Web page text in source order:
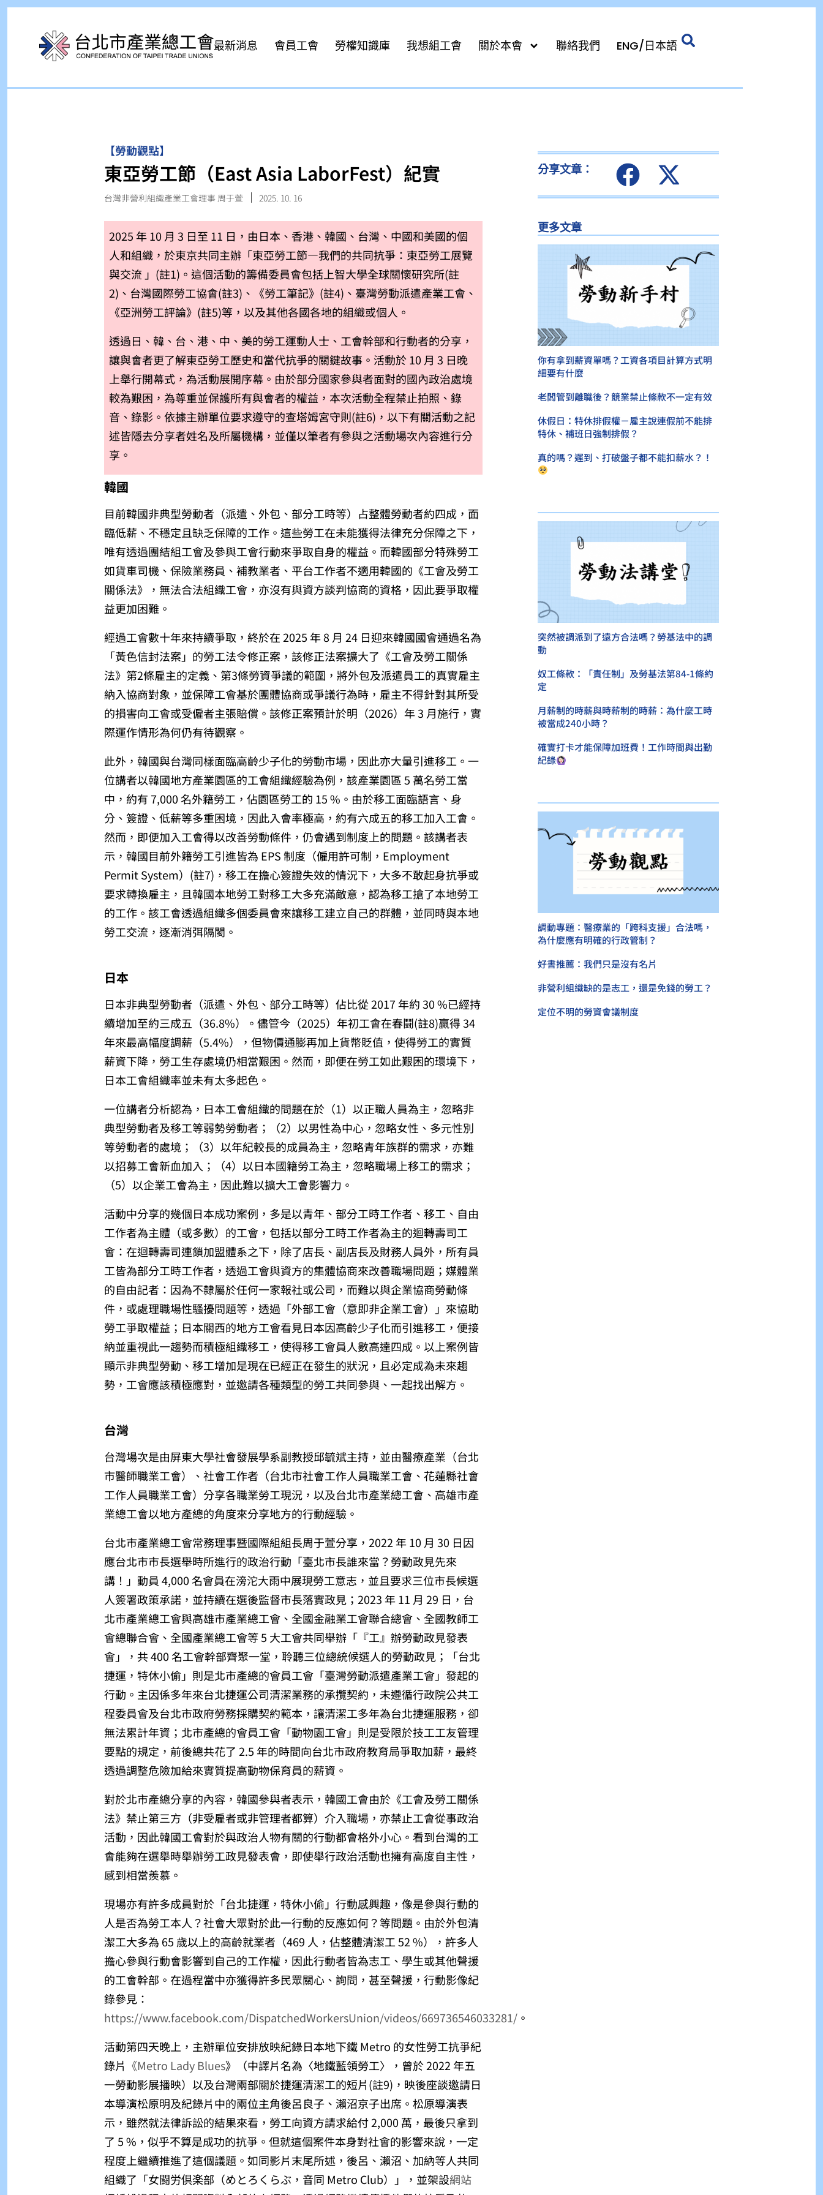
最新消息 會員工會 勞權知識庫 我想組工會 關於本會 聯絡我們 ENG/日本語
【勞動觀點】
東亞勞工節（East Asia LaborFest）紀實
台灣非營利組織產業工會理事 周于萱 2025. 10. 16
2025 年 10 月 3 日至 11 日，由日本、香港、韓國、台灣、中國和美國的個
人和組織，於東京共同主辦「東亞勞工節—我們的共同抗爭：東亞勞工展覽
與交流 」(註1) 。這個活動的籌備委員會包括上智大學全球關懷研究所(註
2) 、台灣國際勞工協會(註3) 、《勞工筆記》(註4) 、臺灣勞動派遣產業工會、
《亞洲勞工評論》(註5)等，以及其他各國各地的組織或個人。
透過日、韓、台、港、中、美的勞工運動人士、工會幹部和行動者的分享，
讓與會者更了解東亞勞工歷史和當代抗爭的關鍵故事。活動於 10 月 3 日晚
上舉行開幕式，為活動展開序幕。由於部分國家參與者面對的國內政治處境
較為艱困，為尊重並保護所有與會者的權益，本次活動全程禁止拍照、錄
音、錄影。依據主辦單位要求遵守的查塔姆宮守則(註6) ，以下有關活動之記
述皆隱去分享者姓名及所屬機構，並僅以筆者有參與之活動場次內容進行分
享。
韓國
目前韓國非典型勞動者（派遣、外包、部分工時等）占整體勞動者約四成，面
臨低薪、不穩定且缺乏保障的工作。這些勞工在未能獲得法律充分保障之下，
唯有透過團結組工會及參與工會行動來爭取自身的權益。而韓國部分特殊勞工
如貨車司機、保險業務員、補教業者、平台工作者不適用韓國的《工會及勞工
關係法》，無法合法組織工會，亦沒有與資方談判協商的資格，因此要爭取權
益更加困難。
經過工會數十年來持續爭取，終於在 2025 年 8 月 24 日迎來韓國國會通過名為
「黃色信封法案」的勞工法令修正案，該修正法案擴大了《工會及勞工關係
法》第2條雇主的定義、第3條勞資爭議的範圍，將外包及派遣員工的真實雇主
納入協商對象，並保障工會基於團體協商或爭議行為時，雇主不得針對其所受
的損害向工會或受僱者主張賠償。該修正案預計於明（2026）年 3 月施行，實
際運作情形為何仍有待觀察。
此外，韓國與台灣同樣面臨高齡少子化的勞動市場，因此亦大量引進移工。一
位講者以韓國地方產業園區的工會組織經驗為例，該產業園區 5 萬名勞工當
中，約有 7,000 名外籍勞工，佔園區勞工的 15 %。由於移工面臨語言、身
分、簽證、低薪等多重困境，因此入會率極高，約有六成五的移工加入工會。
然而，即便加入工會得以改善勞動條件，仍會遇到制度上的問題。該講者表
示，韓國目前外籍勞工引進皆為 EPS 制度（僱用許可制，Employment
Permit System）(註7) ，移工在擔心簽證失效的情況下，大多不敢起身抗爭或
要求轉換雇主，且韓國本地勞工對移工大多充滿敵意，認為移工搶了本地勞工
的工作。該工會透過組織多個委員會來讓移工建立自己的群體，並同時與本地
勞工交流，逐漸消弭隔閡。
日本
日本非典型勞動者（派遣、外包、部分工時等）佔比從 2017 年約 30 %已經持
續增加至約三成五（36.8%）。儘管今（2025）年初工會在春鬪(註8)贏得 34
年來最高幅度調薪（5.4%），但物價通膨再加上貨幣貶值，使得勞工的實質
薪資下降，勞工生存處境仍相當艱困。然而，即便在勞工如此艱困的環境下，
日本工會組織率並未有太多起色。
一位講者分析認為，日本工會組織的問題在於（1）以正職人員為主，忽略非
典型勞動者及移工等弱勢勞動者；（2）以男性為中心，忽略女性、多元性別
等勞動者的處境；（3）以年紀較長的成員為主，忽略青年族群的需求，亦難
以招募工會新血加入；（4）以日本國籍勞工為主，忽略職場上移工的需求；
（5）以企業工會為主，因此難以擴大工會影響力。
活動中分享的幾個日本成功案例，多是以青年、部分工時工作者、移工、自由
工作者為主體（或多數）的工會，包括以部分工時工作者為主的迴轉壽司工
會：在迴轉壽司連鎖加盟體系之下，除了店長、副店長及財務人員外，所有員
工皆為部分工時工作者，透過工會與資方的集體協商來改善職場問題；媒體業
的自由記者：因為不隸屬於任何一家報社或公司，而難以與企業協商勞動條
件，或處理職場性騷擾問題等，透過「外部工會（意即非企業工會）」來協助
勞工爭取權益；日本關西的地方工會看見日本因高齡少子化而引進移工，便接
納並重視此一趨勢而積極組織移工，使得移工會員人數高達四成。以上案例皆
顯示非典型勞動、移工增加是現在已經正在發生的狀況，且必定成為未來趨
勢，工會應該積極應對，並邀請各種類型的勞工共同參與、一起找出解方。
台灣
台灣場次是由屏東大學社會發展學系副教授邱毓斌主持，並由醫療產業（台北
市醫師職業工會）、社會工作者（台北市社會工作人員職業工會、花蓮縣社會
工作人員職業工會）分享各職業勞工現況，以及台北市產業總工會、高雄市產
業總工會以地方產總的角度來分享地方的行動經驗。
台北市產業總工會常務理事暨國際組組長周于萱分享，2022 年 10 月 30 日因
應台北市市長選舉時所進行的政治行動「臺北市長誰來當？勞動政見先來
講！」動員 4,000 名會員在滂沱大雨中展現勞工意志，並且要求三位市長候選
人簽署政策承諾，並持續在選後監督市長落實政見；2023 年 11 月 29 日，台
北市產業總工會與高雄市產業總工會、全國金融業工會聯合總會、全國教師工
會總聯合會、全國產業總工會等 5 大工會共同舉辦「『工』辦勞動政見發表
會」，共 400 名工會幹部齊聚一堂，聆聽三位總統候選人的勞動政見；「台北
捷運，特休小偷」則是北市產總的會員工會「臺灣勞動派遣產業工會」發起的
行動。主因係多年來台北捷運公司清潔業務的承攬契約，未遵循行政院公共工
程委員會及台北市政府勞務採購契約範本，讓清潔工多年為台北捷運服務，卻
無法累計年資；北市產總的會員工會「動物園工會」則是受限於技工工友管理
要點的規定，前後總共花了 2.5 年的時間向台北市政府教育局爭取加薪，最終
透過調整危險加給來實質提高動物保育員的薪資。
對於北市產總分享的內容，韓國參與者表示，韓國工會由於《工會及勞工關係
法》禁止第三方（非受雇者或非管理者都算）介入職場，亦禁止工會從事政治
活動，因此韓國工會對於與政治人物有關的行動都會格外小心。看到台灣的工
會能夠在選舉時舉辦勞工政見發表會，即使舉行政治活動也擁有高度自主性，
感到相當羨慕。
現場亦有許多成員對於「台北捷運，特休小偷」行動感興趣，像是參與行動的
人是否為勞工本人？社會大眾對於此一行動的反應如何？等問題。由於外包清
潔工大多為 65 歲以上的高齡就業者（469 人，佔整體清潔工 52 %），許多人
擔心參與行動會影響到自己的工作權，因此行動者皆為志工、學生或其他聲援
的工會幹部。在過程當中亦獲得許多民眾關心、詢問，甚至聲援，行動影像紀
錄參見：
https://www.facebook.com/DispatchedWorkersUnion/videos/669736546033281/ 。
活動第四天晚上，主辦單位安排放映紀錄日本地下鐵 Metro 的女性勞工抗爭紀
錄片 《Metro Lady Blues》（中譯片名為〈地鐵藍領勞工〉，曾於 2022 年五
一勞動影展播映）以及台灣兩部關於捷運清潔工的短片(註9)， 映後座談邀請日
本導演松原明及紀錄片中的兩位主角後呂良子、瀨沼京子出席。松原導演表
示，雖然就法律訴訟的結果來看，勞工向資方請求給付 2,000 萬，最後只拿到
了 5 %，似乎不算是成功的抗爭。但就這個案件本身對社會的影響來說，一定
程度上繼續推進了這個議題。如同影片末尾所述，後呂、瀨沼、加納等人共同
組織了「女闘労倶楽部（めとろくらぶ，音同 Metro Club）」，並架設網站
分享文章：
更多文章
你有拿到薪資單嗎？工資各項目計算方式明
細要有什麼
老闆管到離職後？競業禁止條款不一定有效
休假日：特休排假權－雇主說連假前不能排
特休、補班日強制排假？
真的嗎？遲到、打破盤子都不能扣薪水？！
突然被調派到了遠方合法嗎？勞基法中的調
動
奴工條款：「責任制」及勞基法第84-1條約
定
月薪制的時薪與時薪制的時薪：為什麼工時
被當成240小時？
確實打卡才能保障加班費！工作時間與出勤
紀錄
調動專題：醫療業的「跨科支援」合法嗎，
為什麼應有明確的行政管制？
好書推薦：我們只是沒有名片
非營利組織缺的是志工，還是免錢的勞工？
定位不明的勞資會議制度